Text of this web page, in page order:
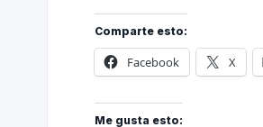
Comparte esto:
Facebook X
Me gusta esto: